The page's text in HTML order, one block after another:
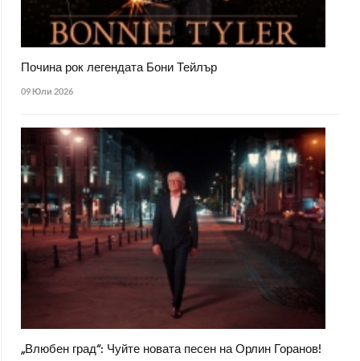
Почина рок легендата Бони Тейлър
09 Юли 2026
„Влюбен град“: Чуйте новата песен на Орлин Горанов!